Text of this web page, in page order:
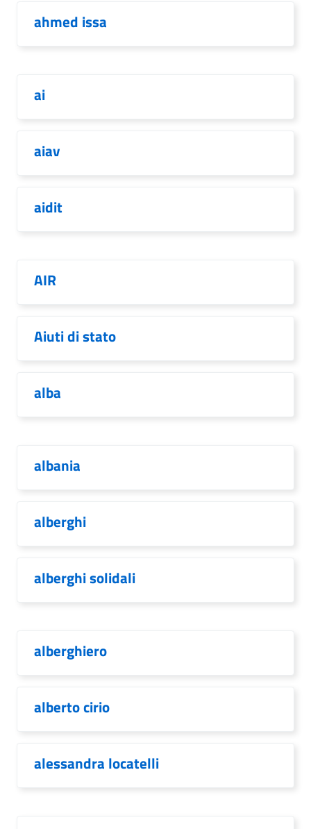
ahmed issa
ai
aiav
aidit
AIR
Aiuti di stato
alba
albania
alberghi
alberghi solidali
alberghiero
alberto cirio
alessandra locatelli